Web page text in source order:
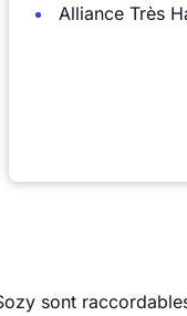
Alliance Très
sont